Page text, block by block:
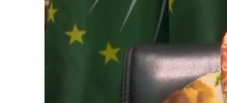
الصحفيين ولأرواح شهداء الصحافة
رئيس العراق ومجلس الوزراء والنواب
والشخصيات العامة يهنؤن الصحفيين
العراقيين